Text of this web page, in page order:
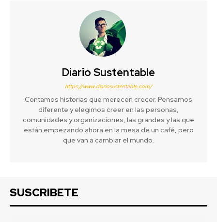
Diario Sustentable
https://www.diariosustentable.com/
Contamos historias que merecen crecer. Pensamos
diferente y elegimos creer en las personas,
comunidades y organizaciones, las grandes y las que
están empezando ahora en la mesa de un café, pero
que van a cambiar el mundo.
SUSCRIBETE